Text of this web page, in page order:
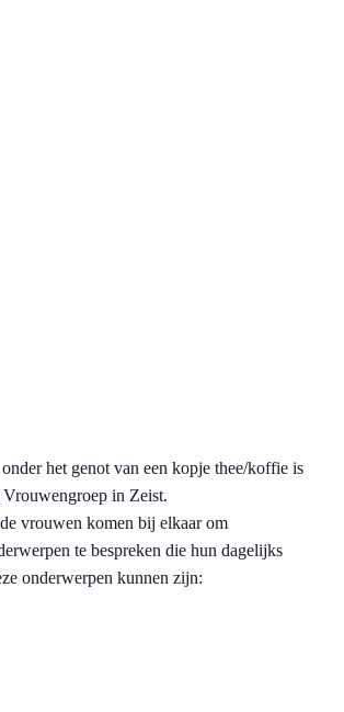
het genot van een kopje thee/koffie is
Vrouwengroep in Zeist.
vrouwen komen bij elkaar om
te bespreken die hun dagelijks
onderwerpen kunnen zijn: